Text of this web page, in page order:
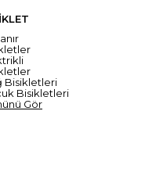
Bisikletleri
Bisikletleri
Gör